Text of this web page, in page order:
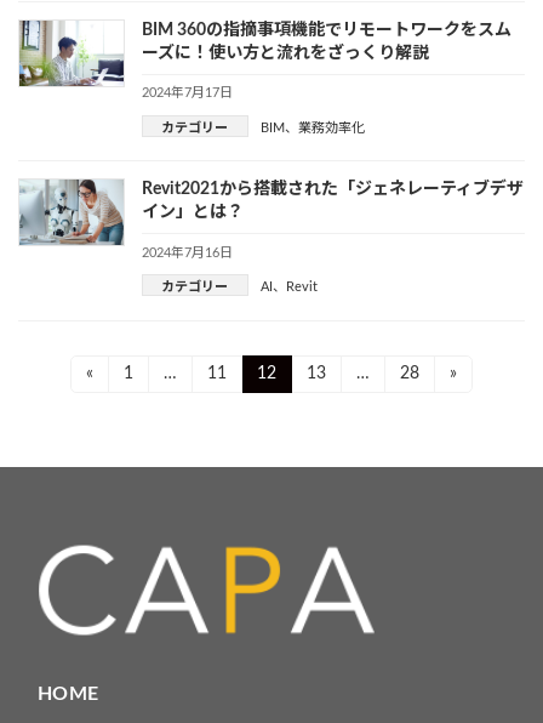
BIM 360の指摘事項機能でリモートワークをスム
ーズに！使い方と流れをざっくり解説
2024年7月17日
カテゴリー BIM、 業務効率化
Revit2021から搭載された「ジェネレーティブデザ
イン」とは？
2024年7月16日
カテゴリー AI 、 Revit
ー
シ
ン
« Page
1 … Page
11 Page
12 Page
13 … Page
28 »
HOME